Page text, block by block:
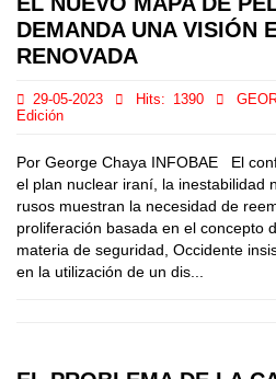
DEMANDA UNA VISIÓN
RENOVADA
29-05-2023 Hits: 1390
Edición
Por George Chaya INFOBAE El
el plan nuclear iraní, la inestabilidad
rusos muestran la necesidad de
proliferación basada en el concepto
materia de seguridad, Occidente
en la utilización de un dis...